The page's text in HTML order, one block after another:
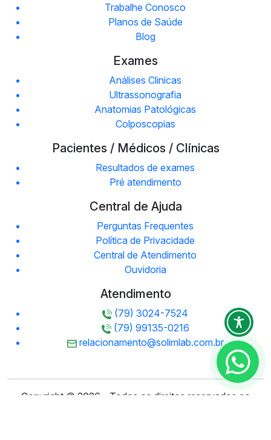
Trabalhe Conosco
Planos de Saúde
Blog
Exames
Análises Clinicas
Ultrassonografia
Anatomias Patológicas
Colposcopias
Pacientes / Médicos / Clínicas
Resultados de exames
Pré atendimento
Central de Ajuda
Perguntas Frequentes
Política de Privacidade
Central de Atendimento
Ouvidoria
Atendimento
(79) 3024-7524
(79) 99135-0216
relacionamento@solimlab.com.br
Copyright © 2026 - Todos os direitos reservados ao